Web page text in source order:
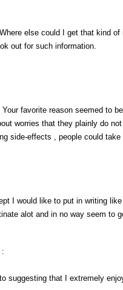
else could I get that kind
out for such information.
favorite reason seemed to
worries that they plainly do
side-effects , people could
I would like to put in writing
alot and in no way seem to
:
suggesting that I extremely